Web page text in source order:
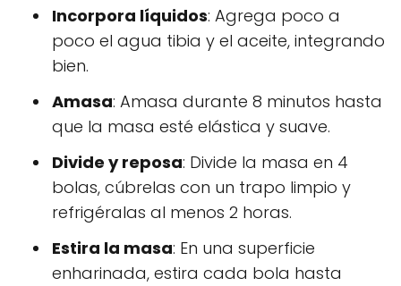
Incorpora líquidos: Agrega poco a
poco el agua tibia y el aceite, integrando
bien.
Amasa: Amasa durante 8 minutos hasta
que la masa esté elástica y suave.
Divide y reposa: Divide la masa en 4
bolas, cúbrelas con un trapo limpio y
refrigéralas al menos 2 horas.
Estira la masa: En una superficie
enharinada, estira cada bola hasta